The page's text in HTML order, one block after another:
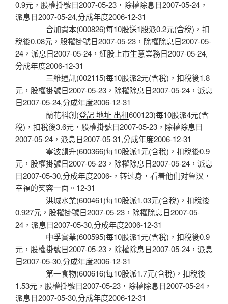
0.9元，股權掛號日2007-05-23，除權除息日2007-05-24，
派息日2007-05-24,分成年度2006-12-31
合加資本(000826)每10股送1股派0.2元(含稅)，扣
稅後0.08元，股權掛號日2007-05-23，除權除息日2007-05-
24，派息日2007-05-24，紅股上市生意業務日2007-05-24,
分成年度2006-12-31
三維通訊(002115)每10股派2元(含稅)，扣稅後1.8
元，股權掛號日2007-05-23，除權除息日2007-05-24，派息
日2007-05-24,分成年度2006-12-31
蘭花科創(登記 地址 出租600123)每10股派4元(含
稅)，扣稅後3.6元，股權掛號日2007-05-23，除權除息日
2007-05-24，派息日2007-05-31,分成年度2006-12-31
寧波韻升(600366)每10股派1元(含稅)，扣稅後0.9
元，股權掛號日2007-05-23，除權除息日2007-05-24，派息
日2007-05-30,分成年度2006-，转过身，看着他们对鲁汉，
幸福的笑容一面。12-31
洪城水業(600461)每10股派1.03元(含稅)，扣稅後
0.927元，股權掛號日2007-05-23，除權除息日2007-05-
24，派息日2007-05-30,分成年度2006-12-31
中孚實業(600595)每10股派1元(含稅)，扣稅後0.9
元，股權掛號日2007-05-23，除權除息日2007-05-24，派息
日2007-05-30,分成年度2006-12-31
第一食物(600616)每10股派1.7元(含稅)，扣稅後
1.53元，股權掛號日2007-05-23，除權除息日2007-05-24，
派息日2007-05-30,分成年度2006-12-31